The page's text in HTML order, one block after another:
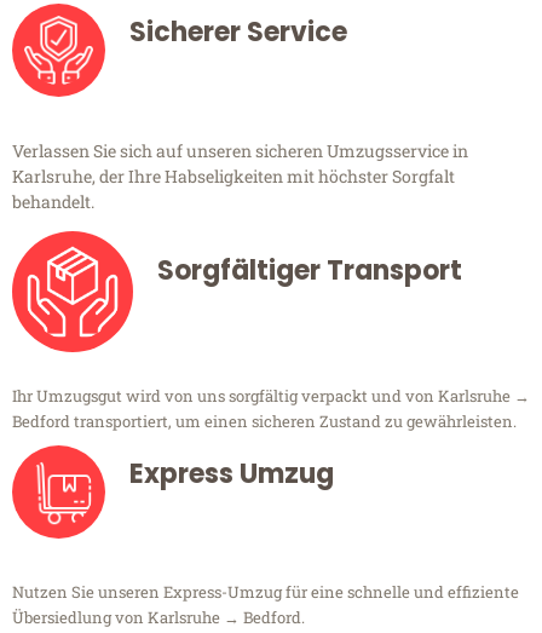
Sicherer Service
Verlassen Sie sich auf unseren sicheren Umzugsservice in
Karlsruhe, der Ihre Habseligkeiten mit höchster Sorgfalt
behandelt.
Sorgfältiger Transport
Ihr Umzugsgut wird von uns sorgfältig verpackt und von Karlsruhe →
Bedford transportiert, um einen sicheren Zustand zu gewährleisten.
Express Umzug
Nutzen Sie unseren Express-Umzug für eine schnelle und effiziente
Übersiedlung von Karlsruhe → Bedford.